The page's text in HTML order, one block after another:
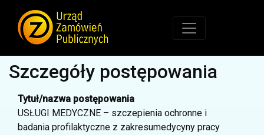
Szczegóły postępowania
Tytuł/nazwa postępowania
USŁUGI MEDYCZNE – szczepienia ochronne i
badania profilaktyczne z zakresumedycyny pracy